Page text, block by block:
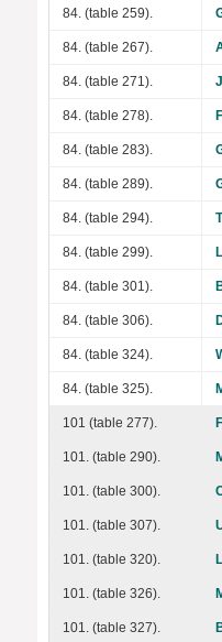
84. (table 259).
84. (table 267).
84. (table 271).
84. (table 278).
84. (table 283).
84. (table 289).
84. (table 294).
84. (table 299).
84. (table 301).
84. (table 306).
84. (table 324).
84. (table 325).
101 (table 277).
101. (table 290).
101. (table 300).
101. (table 307).
101. (table 320).
101. (table 326).
101. (table 327).